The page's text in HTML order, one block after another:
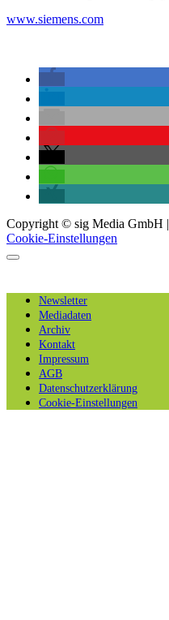
www.siemens.com
Copyright © sig Media GmbH |
Cookie-Einstellungen
Newsletter
Mediadaten
Archiv
Kontakt
Impressum
AGB
Datenschutzerklärung
Cookie-Einstellungen